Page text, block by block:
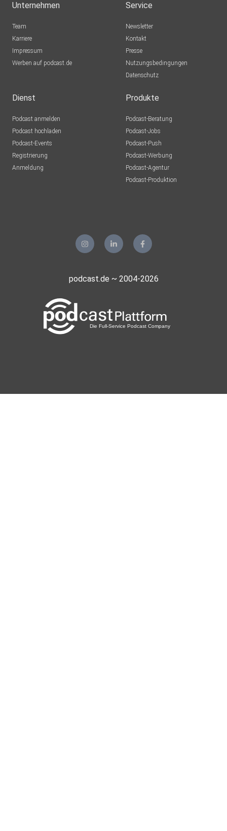
Unternehmen
Team
Karriere
Impressum
Werben auf podcast.de
Service
Newsletter
Kontakt
Presse
Nutzungsbedingungen
Datenschutz
Dienst
Podcast anmelden
Podcast hochladen
Podcast-Events
Registrierung
Anmeldung
Produkte
Podcast-Beratung
Podcast-Jobs
Podcast-Push
Podcast-Werbung
Podcast-Agentur
Podcast-Produktion
podcast.de ~ 2004-2026